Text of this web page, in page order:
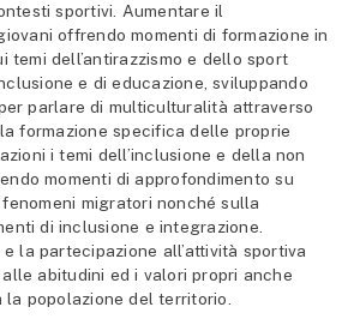
sportivi. Aumentare il
offrendo momenti di formazione in
temi dell’antirazzismo e dello sport
e di educazione, sviluppando
parlare di multiculturalità attraverso
formazione specifica delle proprie
i temi dell’inclusione e della non
momenti di approfondimento su
migratori nonché sulla
di inclusione e integrazione.
e la partecipazione all’attività sportiva
abitudini ed i valori propri anche
popolazione del territorio.